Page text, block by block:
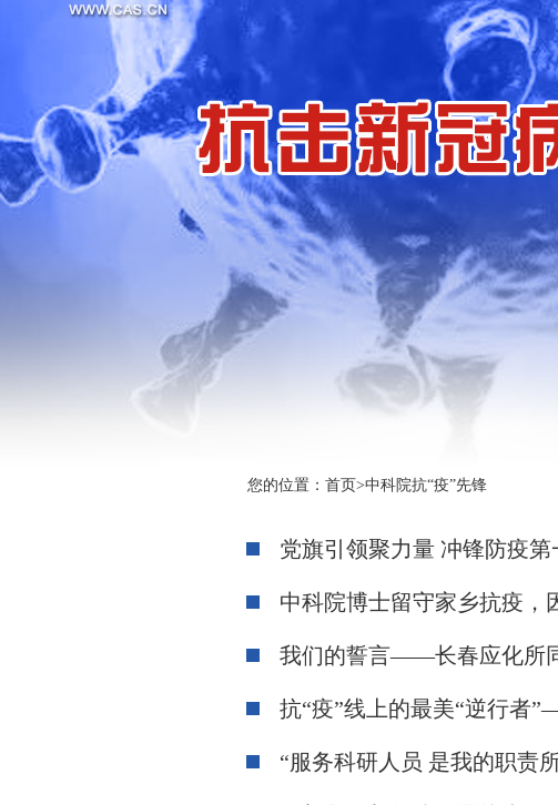
您的位置： 首页>中科院抗“疫”先锋
党旗引领聚力量 冲锋防疫
中科院博士留守家乡抗疫，
我们的誓言——长春应化所
抗“疫”线上的最美“逆行者
“服务科研人员 是我的职责